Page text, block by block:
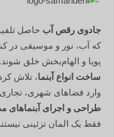
جادوی رقص آب حاصل
که آب، نور و موسیقی در
پویا و الهام‌بخش خلق
ساخت انواع آبنما، تلاش
وارد فضاهای شهری،
طراحی و اجرای آبنماهای
فقط یک المان تزئینی